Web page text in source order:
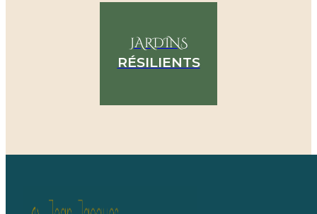
JARDINS
RÉSILIENTS